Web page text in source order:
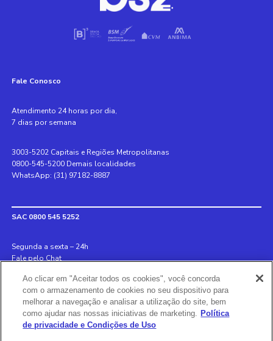
Fale Conosco
Atendimento 24 horas por dia,
7 dias por semana
3003-5202 Capitais e Regiões Metropolitanas
0800-545-5200 Demais localidades
WhatsApp: (31) 97182-8887
SAC 0800 545 5252
Segunda a sexta – 24h
Fale pelo Chat
Internacional +55 31 3078 8152
Deficiente auditivo 0800 970 6993
Ouvidoria 0800 726 8889
Ao clicar em "Aceitar todos os cookies", você concorda
com o armazenamento de cookies no seu dispositivo para
melhorar a navegação e analisar a utilização do site, bem
como ajudar nas nossas iniciativas de marketing. Política
de privacidade e Condições de Uso